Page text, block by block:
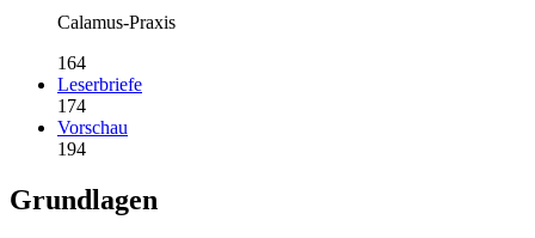
Calamus-Praxis
164
Leserbriefe
174
Vorschau
194
Grundlagen